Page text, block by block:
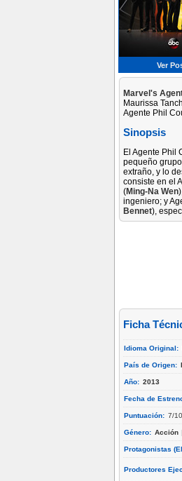
Ver
Marvel's
Maurissa
Agente Phil
Sinopsis
El Agente Phil
pequeño
extraño, y lo
consiste en el
(Ming-Na Wen
ingeniero; y
Bennet),
Ficha
Idioma Original:
País de Origen:
Año: 2013
Fecha de
Puntuación: 7/10
Género: Acción |
Protagonistas
Productores